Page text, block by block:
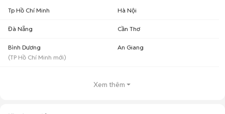
Tp Hồ Chí Minh Hà Nội
Đà Nẵng Cần Thơ
Bình Dương
(TP Hồ Chí Minh mới)
An Giang
Xem thêm